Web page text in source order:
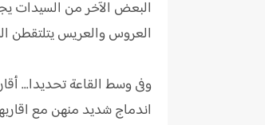
البعض الآخر من السيدات
العروس والعريس يتلتقطن
وفى وسط القاعة تحديدا...
اندماج شديد منهن مع